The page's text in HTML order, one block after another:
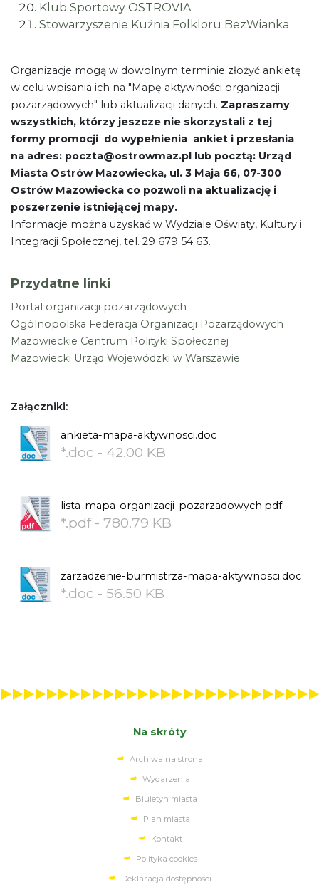
Klub Sportowy OSTROVIA
Stowarzyszenie Kuźnia Folkloru BezWianka
Organizacje mogą w dowolnym terminie złożyć ankietę
w celu wpisania ich na "Mapę aktywności organizacji
pozarządowych" lub aktualizacji danych. Zapraszamy
wszystkich, którzy jeszcze nie skorzystali z tej
formy promocji do wypełnienia ankiet i przesłania
na adres: poczta@ostrowmaz.pl lub pocztą: Urząd
Miasta Ostrów Mazowiecka, ul. 3 Maja 66, 07-300
Ostrów Mazowiecka co pozwoli na aktualizację i
poszerzenie istniejącej mapy.
Informacje można uzyskać w Wydziale Oświaty, Kultury i
Integracji Społecznej, tel. 29 679 54 63.
Przydatne linki
Portal organizacji pozarządowych
Ogólnopolska Federacja Organizacji Pozarządowych
Mazowieckie Centrum Polityki Społecznej
Mazowiecki Urząd Wojewódzki w Warszawie
Załączniki:
ankieta-mapa-aktywnosci.doc
*.doc - 42.00 KB
lista-mapa-organizacji-pozarzadowych.pdf
*.pdf - 780.79 KB
zarzadzenie-burmistrza-mapa-aktywnosci.doc
*.doc - 56.50 KB
Na skróty
Archiwalna strona
Wydarzenia
Biuletyn miasta
Plan miasta
Kontakt
Polityka cookies
Deklaracja dostępności